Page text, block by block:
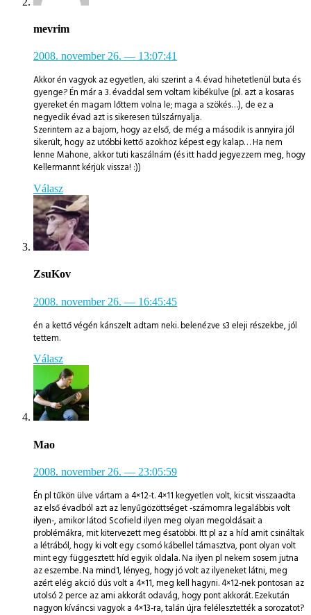
mevrim
2008. november 26. — 13:07:41
Akkor én vagyok az egyetlen, aki szerint a 4. évad hihetetlenül buta és
gyenge? Én már a 3. évaddal sem voltam kibékülve (pl. azt a kosaras
gyereket én magam lőttem volna le; maga a szökés…), de ez a
negyedik évad azt is sikeresen túlszárnyalja.
Szerintem az a bajom, hogy az első, de még a második is annyira jól
sikerült, hogy az utóbbi kettő azokhoz képest egy kalap… Ha nem
lenne Mahone, akkor tuti kaszálnám (és itt hadd jegyezzem meg, hogy
Kellermannt kérjük vissza! :))
Válasz
ZsuKov
2008. november 26. — 16:45:45
én a kettő végén kánszelt adtam neki. belenézve s3 eleji részekbe, jól
tettem.
Válasz
Mao
2008. november 26. — 23:05:59
Én pl tűkön ülve vártam a 4×12-t. 4×11 kegyetlen volt, kicsit visszaadta
az első évadból azt az lenyűgözöttséget -számomra legalábbis volt
ilyen-, amikor látod Scofield ilyen meg olyan megoldásait a
problémákra, mit kitervezett meg ésatöbbi. Itt pl az a híd amit csináltak
a létrából, hogy ki volt egy csomó kábellel támasztva, pont olyan volt
mint egy függesztett híd egyik oldala. Na ilyen pl nekem sosem jutna
az eszembe. Na mind1, lényeg, hogy jó volt az ilyeneket látni, meg
azért elég akció dús volt a 4×11, meg kell hagyni. 4×12-nek pontosan az
utolsó 2 perce az ami akkorát odavág, hogy pont akkorát. Ezekután
nagyon kíváncsi vagyok a 4×13-ra, talán újra felélesztették a sorozatot?